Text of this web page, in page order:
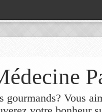
gourmands? Vous